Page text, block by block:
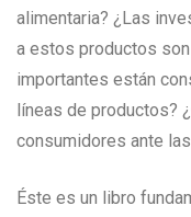
alimentaria? ¿Las
a estos productos
importantes están
líneas de productos?
consumidores ante
Éste es un libro